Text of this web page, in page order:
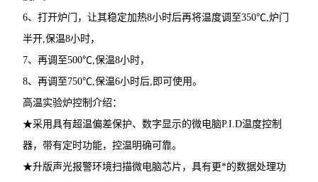
6、打开炉门，让其稳定加热8小时后再将温度调至350℃,炉门
半开,保温8小时，
7、再调至500℃,保温8小时，
8、再调至750℃,保温6小时后,即可使用。
高温实验炉控制介绍：
★采用具有超温偏差保护、数字显示的微电脑P.I.D温度控制
器，带有定时功能，控温明确可靠。
★升版声光报警环境扫描微电脑芯片，具有更*的数据处理功